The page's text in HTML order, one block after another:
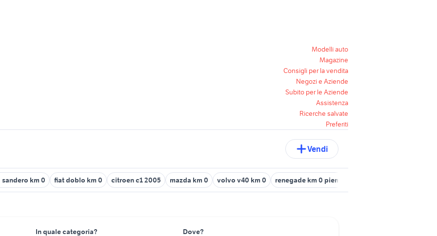
Modelli auto
Magazine
Consigli per la vendita
Negozi e Aziende
Subito per le Aziende
Assistenza
Ricerche salvate
Preferiti
Vendi
km 0 fiat doblo km 0 citroen c1 2005 mazda km 0 volvo v40 km 0 renegade km 0 piemonte
In quale categoria? Dove?